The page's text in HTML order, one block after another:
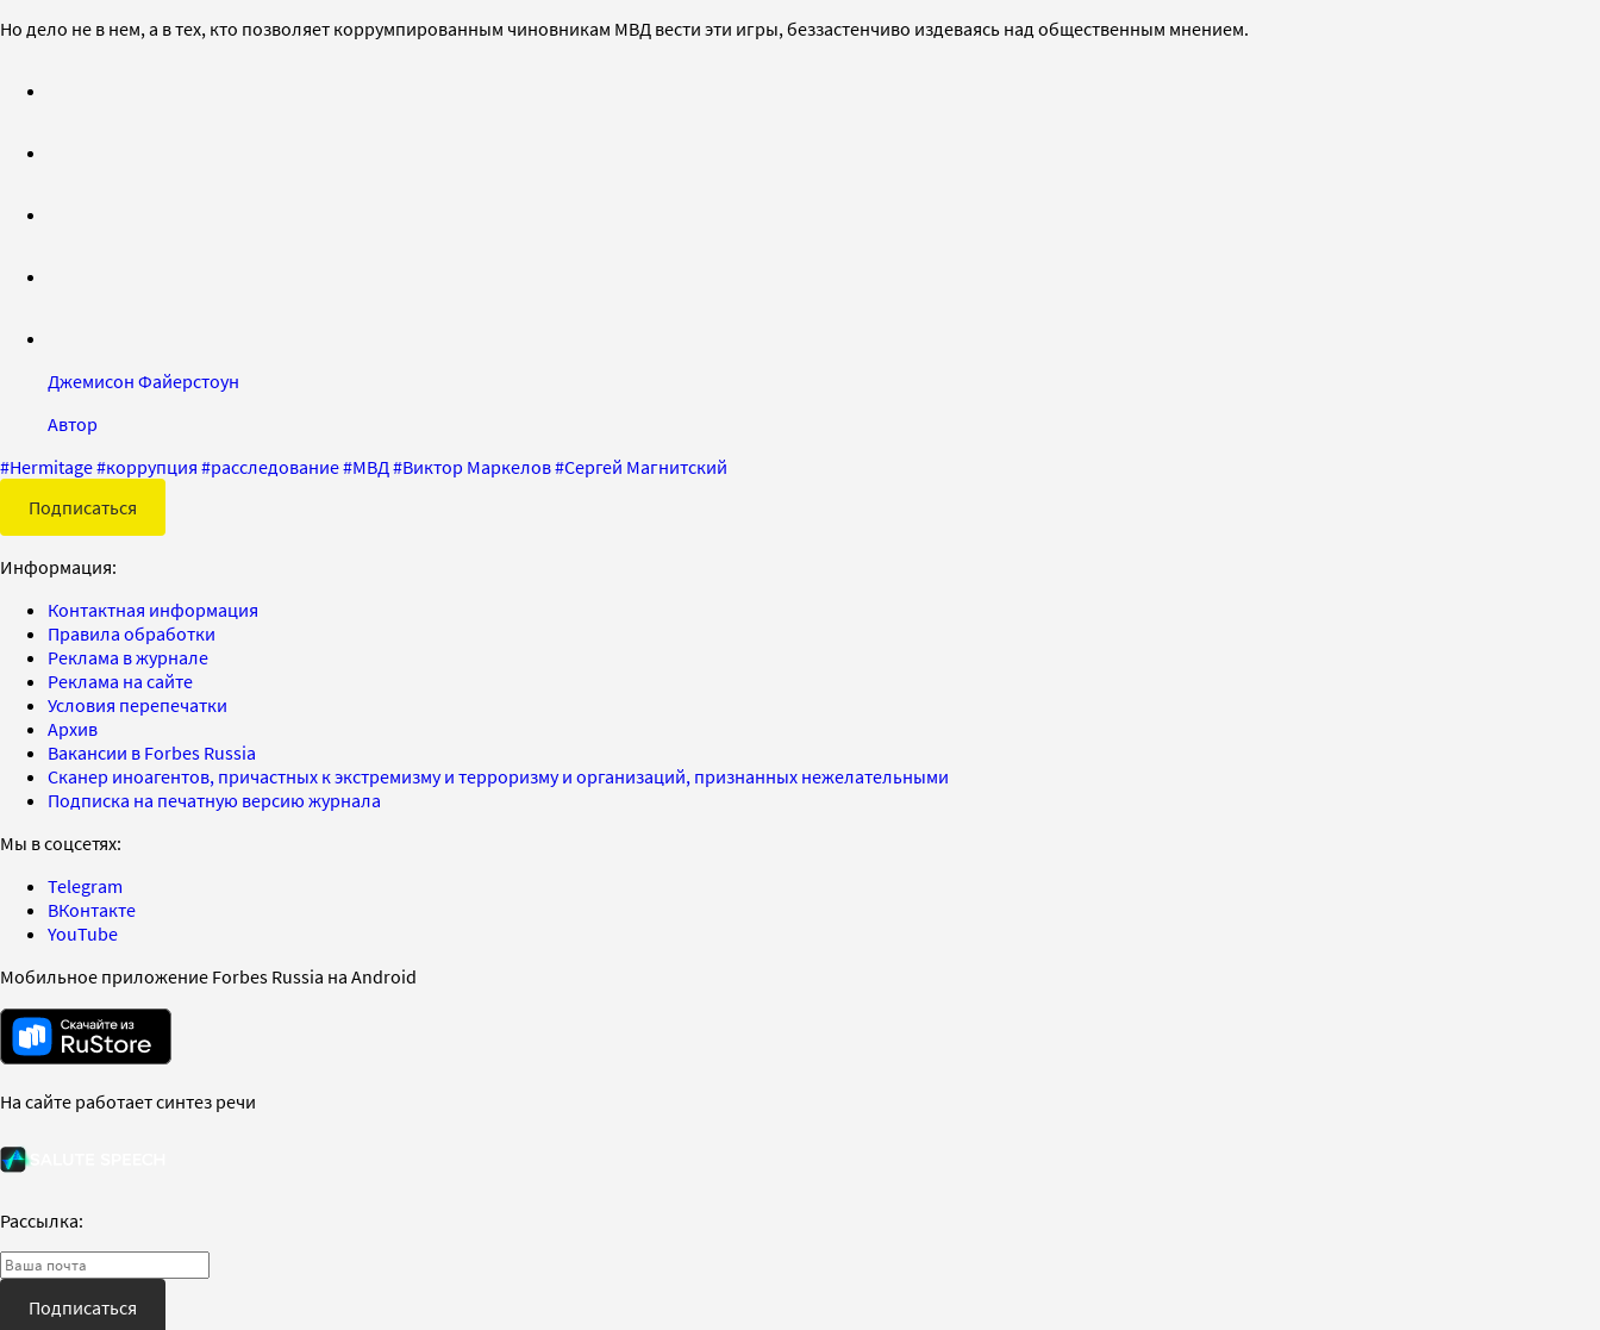
Но дело не в нем, а в тех, кто позволяет коррумпированным чиновникам МВД вести эти игры, беззастенчиво издеваясь над общественным мнением.
Джемисон Файерстоун
Автор
#Hermitage#коррупция #расследование#МВД #Виктор Маркелов#Сергей Магнитский
Подписаться
Информация:
Контактная информация
Правила обработки
Реклама в журнале
Реклама на сайте
Условия перепечатки
Архив
Вакансии в Forbes Russia
Сканер иноагентов, причастных к экстремизму и терроризму и организаций, признанных нежелательными
Подписка на печатную версию журнала
Мы в соцсетях:
Telegram
ВКонтакте
YouTube
Мобильное приложение Forbes Russia на Android
На сайте работает синтез речи
Рассылка:
Подписаться